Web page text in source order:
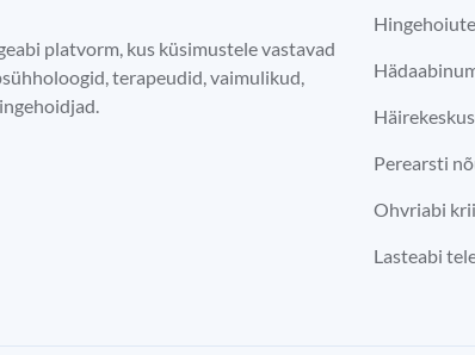
platvorm, kus küsimustele vastavad
terapeudid, vaimulikud,
Perearsti
Ohvriabi
Lasteabi